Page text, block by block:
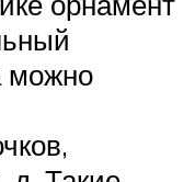
можно